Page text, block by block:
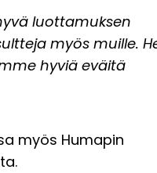
luottamuksen
myös muille.
hyviä eväitä
myös Humapin